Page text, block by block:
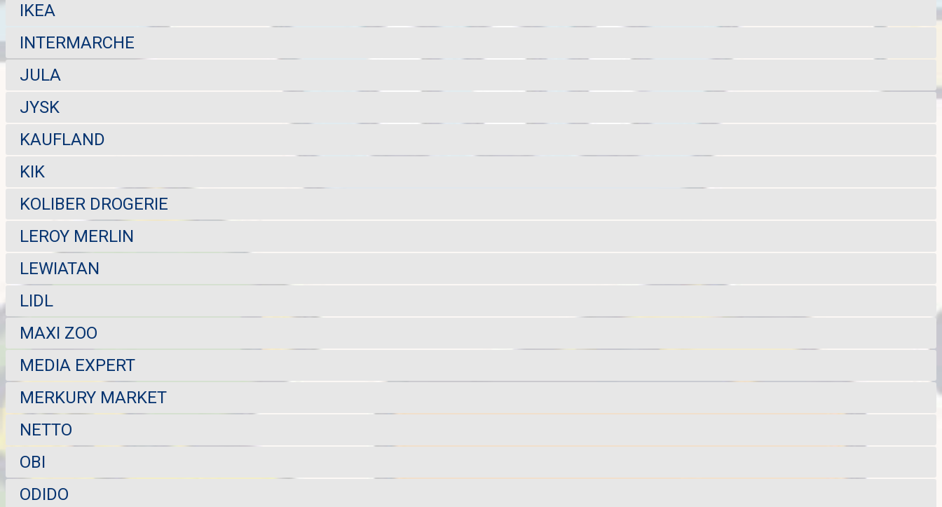
IKEA
INTERMARCHE
JULA
JYSK
KAUFLAND
KIK
KOLIBER DROGERIE
LEROY MERLIN
LEWIATAN
LIDL
MAXI ZOO
MEDIA EXPERT
MERKURY MARKET
NETTO
OBI
ODIDO